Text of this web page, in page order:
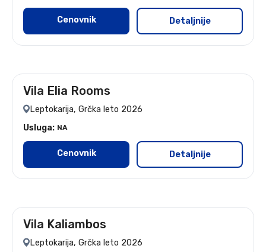
Cenovnik Detaljnije
Vila Elia Rooms
Leptokarija, Grčka leto 2026
Usluga: NA
Cenovnik Detaljnije
Vila Kaliambos
Leptokarija, Grčka leto 2026